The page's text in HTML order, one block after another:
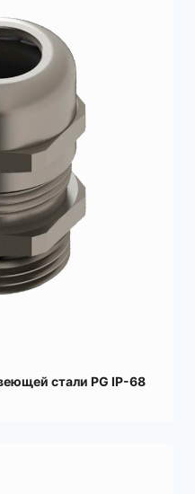
стали PG IP-68